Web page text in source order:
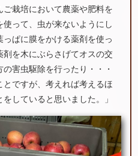
栽培において農薬や肥料を
って、虫が来ないようにし
ぱに膜をかける薬剤を使っ
を木にぶらさげてオスの交
害虫駆除を行ったり・・・
ですが、考えれば考えるほ
していると思いました。」